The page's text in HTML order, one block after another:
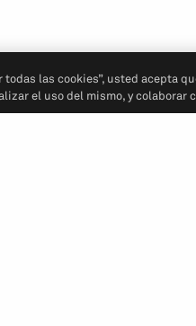
todas las cookies”, usted acepta
el uso del mismo, y